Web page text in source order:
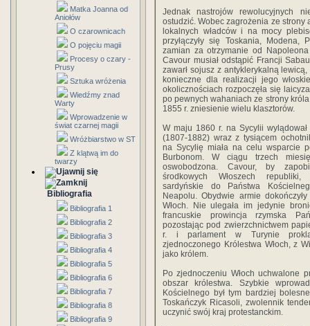
Matka Joanna od
Aniołów
O czarownicach
O pojęciu magii
Procesy o czary -
Prusy
Sztuka wróżenia
Wiedźmy znad
Warty
Wprowadzenie w
świat czarnej magii
Wróżbiarstwo w ST
Z klątwą im do
twarzy
Bibliografia
Bibliografia 1
Bibliografia 2
Bibliografia 3
Bibliografia 4
Bibliografia 5
Bibliografia 6
Bibliografia 7
Bibliografia 8
Bibliografia 9
Jednak nastrojów rewolucyjnych
ostudzić. Wobec zagrożenia ze strony
lokalnych władców i na mocy
przyłączyły się Toskania, Modena,
zamian za otrzymanie od
Cavour musiał odstąpić Francji
zawarł sojusz z antyklerykalną
konieczne dla realizacji jego
okolicznościach rozpoczęła się
po pewnych wahaniach ze strony
1855 r. zniesienie wielu klasztorów.
W maju 1860 r. na Sycylii
(1807-1882) wraz z tysiącem
na Sycylię miała na celu wsparcie
Burbonom. W ciągu trzech
oswobodzona. Cavour, by
środkowych Włoszech republiki,
sardyńskie do Państwa
Neapolu. Obydwie armie
Włoch. Nie ulegała im jedynie
francuskie prowincja rzymska
pozostając pod zwierzchnictwem
r. i parlament w Turynie
zjednoczonego Królestwa Włoch, z
jako królem.
Po zjednoczeniu Włoch uchwalone
obszar królestwa. Szybkie
Kościelnego był tym bardziej
Toskańczyk Ricasoli, zwolennik
uczynić swój kraj protestanckim.